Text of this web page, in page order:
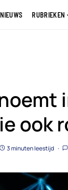
NIEUWS RUBRIEKEN
ook
3 minuten leestijd